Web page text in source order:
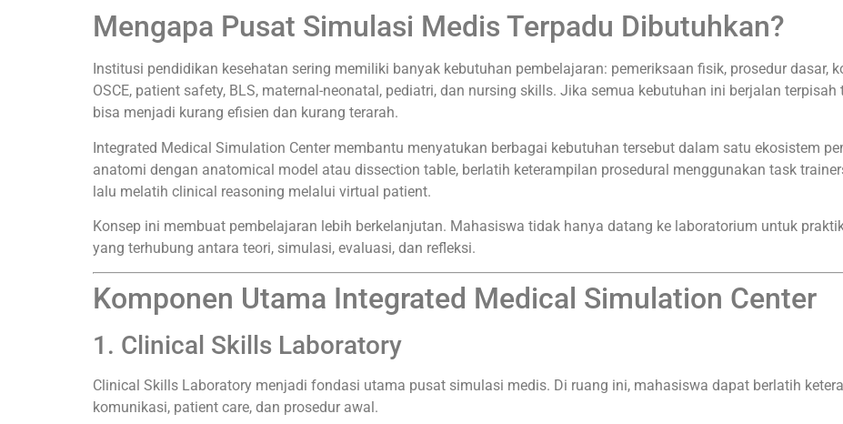
Mengapa Pusat Simulasi Medis Terpadu Dibutuhkan?
Institusi pendidikan kesehatan sering memiliki banyak kebutuhan pembelajaran: pemeriksaan fisik, prosedur dasar,
OSCE, patient safety, BLS, maternal-neonatal, pediatri, dan nursing skills. Jika semua kebutuhan ini berjalan
bisa menjadi kurang efisien dan kurang terarah.
Integrated Medical Simulation Center membantu menyatukan berbagai kebutuhan tersebut dalam satu ekosistem
anatomi dengan anatomical model atau dissection table, berlatih keterampilan prosedural menggunakan task
lalu melatih clinical reasoning melalui virtual patient.
Konsep ini membuat pembelajaran lebih berkelanjutan. Mahasiswa tidak hanya datang ke laboratorium untuk
yang terhubung antara teori, simulasi, evaluasi, dan refleksi.
Komponen Utama Integrated Medical Simulation Center
1. Clinical Skills Laboratory
Clinical Skills Laboratory menjadi fondasi utama pusat simulasi medis. Di ruang ini, mahasiswa dapat berlatih
komunikasi, patient care, dan prosedur awal.